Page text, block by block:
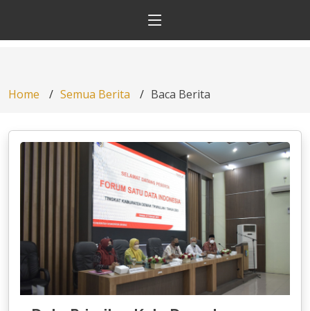
Home Semua Berita Baca Berita